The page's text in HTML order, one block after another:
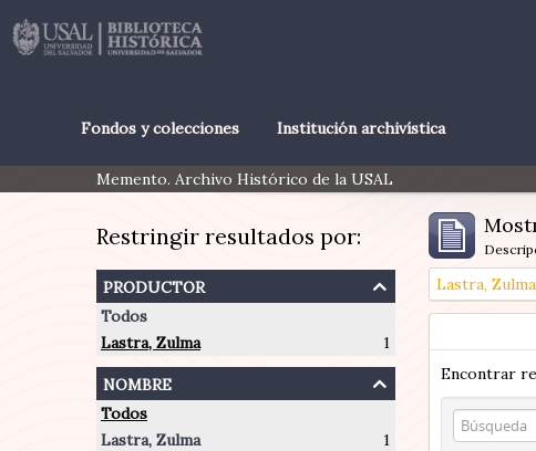
Fondos y colecciones Institución archivística
Memento. Archivo Histórico de la USAL
Restringir resultados por:
productor
Todos
Lastra, Zulma
1
nombre
Todos
Lastra, Zulma
1
Lastra, Zulma
Encontrar